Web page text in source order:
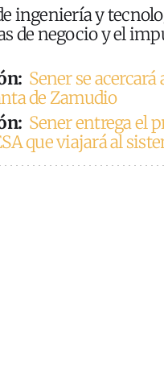
ingeniería y
de negocio y el
Sener se
de Zamudio
Sener entrega el
que viajará al